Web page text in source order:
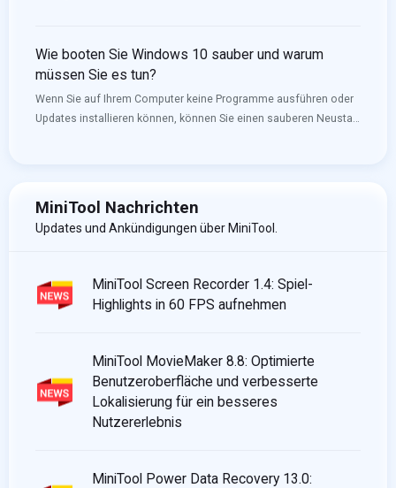
wird Ihnen in diesem Beitrag zeigen, wie Sie die Realtek Audio
Console herunterladen können.
Wie booten Sie Windows 10 sauber und warum
müssen Sie es tun?
Wenn Sie auf Ihrem Computer keine Programme ausführen oder
Updates installieren können, können Sie einen sauberen Neustart
der MiniTool-Homepage.
MiniTool Nachrichten
Updates und Ankündigungen über MiniTool.
MiniTool Screen Recorder 1.4: Spiel-
Highlights in 60 FPS aufnehmen
MiniTool MovieMaker 8.8: Optimierte
Benutzeroberfläche und verbesserte
Lokalisierung für ein besseres
Nutzererlebnis
MiniTool Power Data Recovery 13.0: